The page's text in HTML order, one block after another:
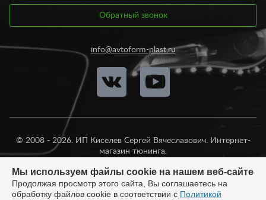
Обратный звонок
info@avtoform-plast.ru
© 2008 - 2026. ИП Киселев Сергей Вячеславович. Интернет-
магазин тюнинга.
Мы используем файлы cookie на нашем веб-сайте
Продолжая просмотр этого сайта, Вы соглашаетесь на
обработку файлов cookie в соответствии с Политикой